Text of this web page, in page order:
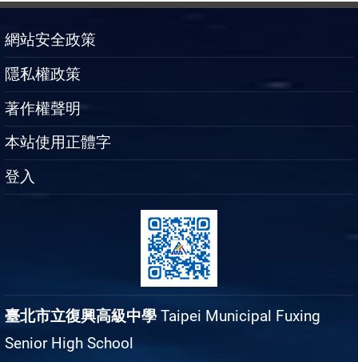
網站安全政策
隱私權政策
著作權聲明
本站使用正體字
登入
臺北市立復興高級中學 Taipei Municipal Fuxing
Senior High School